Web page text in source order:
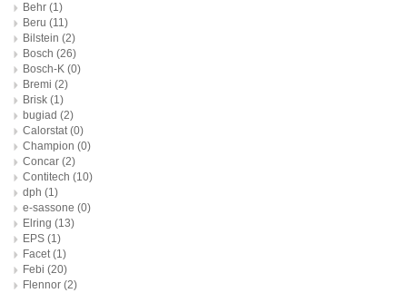
Behr (1)
Beru (11)
Bilstein (2)
Bosch (26)
Bosch-K (0)
Bremi (2)
Brisk (1)
bugiad (2)
Calorstat(0)
Champion (0)
Concar (2)
Contitech (10)
dph (1)
e-sassone (0)
Elring (13)
EPS (1)
Facet(1)
Febi (20)
Flennor (2)